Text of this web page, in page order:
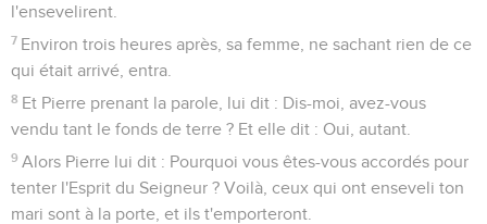
l'ensevelirent.
7 Environ trois heures après, sa femme, ne sachant rien de ce
qui était arrivé, entra.
8 Et Pierre prenant la parole, lui dit : Dis-moi, avez-vous
vendu tant le fonds de terre ? Et elle dit : Oui, autant.
9 Alors Pierre lui dit : Pourquoi vous êtes-vous accordés pour
tenter l'Esprit du Seigneur ? Voilà, ceux qui ont enseveli ton
mari sont à la porte, et ils t'emporteront.